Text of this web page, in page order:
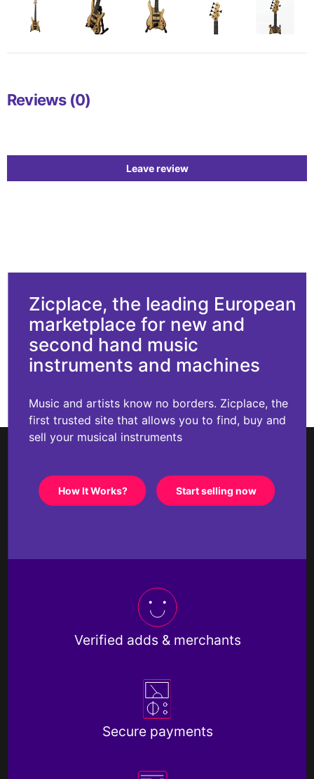
Reviews (0)
Leave review
Zicplace, the leading European
marketplace for new and
second hand music
instruments and machines
Music and artists know no borders. Zicplace, the
first trusted site that allows you to find, buy and
sell your musical instruments
How It Works? Start selling now
Verified adds & merchants
Secure payments